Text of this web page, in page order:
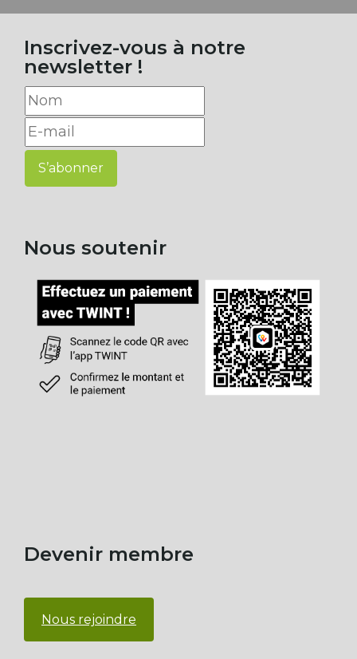
Inscrivez-vous à notre
newsletter !
S’abonner
Nous soutenir
Devenir membre
Nous rejoindre